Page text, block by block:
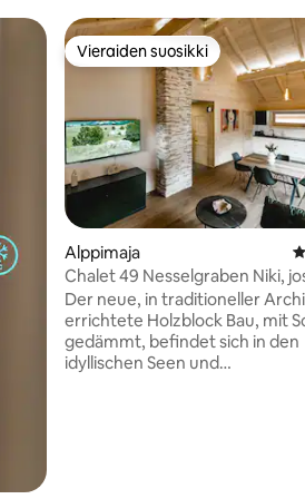
Vieraiden suosikki
Vieraiden suosikki
Alppimaja
Chalet 49 Nesselgraben Niki,
suuri parveke
Der neue, in traditioneller
errichtete Holzblock Bau, mit
gedämmt, befindet sich in den
idyllischen Seen und